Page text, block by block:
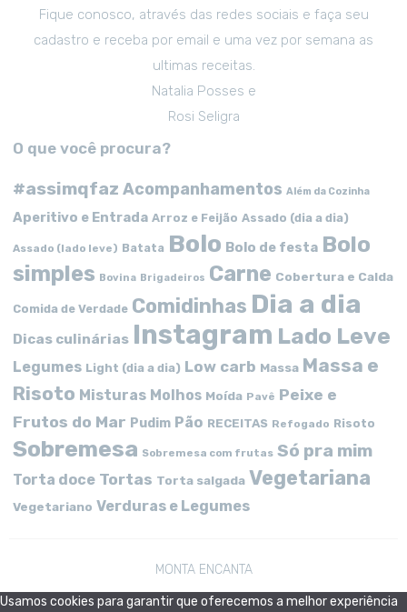
Fique conosco, através das redes sociais e faça seu
cadastro e receba por email e uma vez por semana as
ultimas receitas.
Natalia Posses e
Rosi Seligra
O que você procura?
#assimqfaz Acompanhamentos Além da Cozinha
Aperitivo e Entrada Arroz e Feijão Assado (dia a dia)
Assado (lado leve) Batata Bolo Bolo de festa Bolo
simples Bovina Brigadeiros Carne Cobertura e Calda
Comida de Verdade Comidinhas Dia a dia
Dicas culinárias Instagram Lado Leve
Legumes Light (dia a dia) Low carb Massa Massa e
Risoto Misturas Molhos Moída Pavê Peixe e
Frutos do Mar Pudim Pão RECEITAS Refogado Risoto
Sobremesa Sobremesa com frutas Só pra mim
Torta doce Tortas Torta salgada Vegetariana
Vegetariano Verduras e Legumes
MONTA ENCANTA
Usamos cookies para garantir que oferecemos a melhor experiência